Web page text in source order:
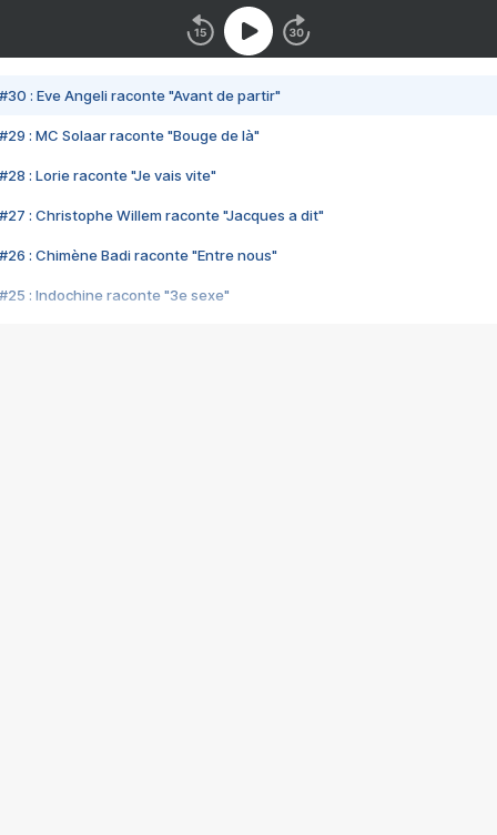
#30 : Eve Angeli raconte "Avant de partir"
#29 : MC Solaar raconte "Bouge de là"
#28 : Lorie raconte "Je vais vite"
#27 : Christophe Willem raconte "Jacques a dit"
#26 : Chimène Badi raconte "Entre nous"
#25 : Indochine raconte "3e sexe"